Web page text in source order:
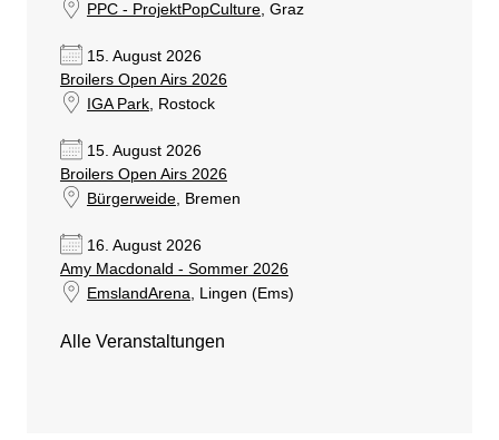
PPC - ProjektPopCulture, Graz
15. August 2026
Broilers Open Airs 2026
IGA Park, Rostock
15. August 2026
Broilers Open Airs 2026
Bürgerweide, Bremen
16. August 2026
Amy Macdonald - Sommer 2026
EmslandArena, Lingen (Ems)
Alle Veranstaltungen